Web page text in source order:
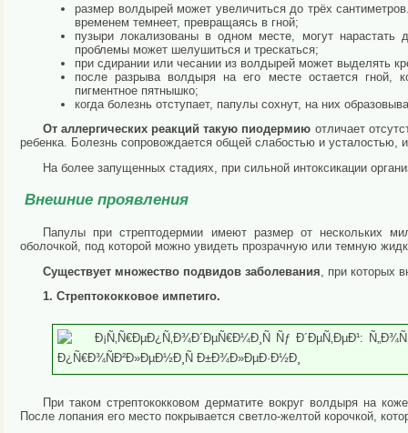
размер волдырей может увеличиться до трёх
временем темнеет, превращаясь в гной;
пузыри локализованы в одном месте, могут
проблемы может шелушиться и трескаться;
при сдирании или чесании из волдырей может выделять
после разрыва волдыря на его месте остается
пигментное пятнышко;
когда болезнь отступает, папулы сохнут, на них
От аллергических реакций такую пиодермию отличает
ребенка. Болезнь сопровождается общей слабостью и усталостью,
На более запущенных стадиях, при сильной интоксикации
Внешние проявления
Папулы при стрептодермии имеют размер от нескольких
оболочкой, под которой можно увидеть прозрачную или темную
Существует множество подвидов заболевания , при которых
1. Стрептококковое импетиго.
При таком стрептококковом дерматите вокруг волдыря на
После лопания его место покрывается светло-желтой корочкой,